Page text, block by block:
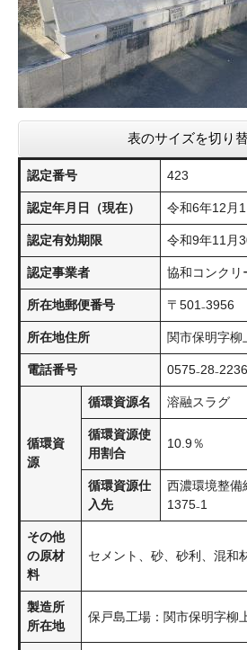
表のサイズを切り
認定番号 423
認定年月日（現在） 令和6年12月1
認定有効期限 令和9年11月
認定事業者 協和コンクリ
所在地郵便番号 〒501₋3956
所在地住所 関市保明字柳
電話番号 0575₋28₋2236
循環資
源
循環資源名 溶融スラグ
循環資源使
用割合
10.9％
循環資源仕
入先
西濃環境整備
1375₋1
その他
の原材
料
セメント、砂、砂利、混和
製造所
所在地
保戸島工場：関市保明字柳